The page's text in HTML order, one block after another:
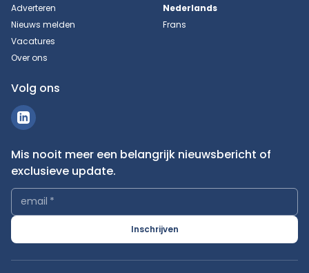
Adverteren
Nieuws melden
Vacatures
Over ons
Nederlands
Frans
Volg ons
Mis nooit meer een belangrijk nieuwsbericht of
exclusieve update.
email *
Inschrijven